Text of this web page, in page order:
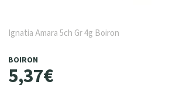
Ignatia Amara 5ch Gr 4g Boiron
BOIRON
5,37€